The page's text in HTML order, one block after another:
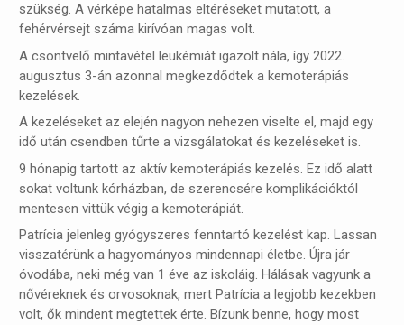
szükség. A vérképe hatalmas eltéréseket mutatott, a
fehérvérsejt száma kirívóan magas volt.
A csontvelő mintavétel leukémiát igazolt nála, így 2022.
augusztus 3-án azonnal megkezdődtek a kemoterápiás
kezelések.
A kezeléseket az elején nagyon nehezen viselte el, majd egy
idő után csendben tűrte a vizsgálatokat és kezeléseket is.
9 hónapig tartott az aktív kemoterápiás kezelés. Ez idő alatt
sokat voltunk kórházban, de szerencsére komplikációktól
mentesen vittük végig a kemoterápiát.
Patrícia jelenleg gyógyszeres fenntartó kezelést kap. Lassan
visszatérünk a hagyományos mindennapi életbe. Újra jár
óvodába, neki még van 1 éve az iskoláig. Hálásak vagyunk a
nővéreknek és orvosoknak, mert Patrícia a legjobb kezekben
volt, ők mindent megtettek érte. Bízunk benne, hogy most